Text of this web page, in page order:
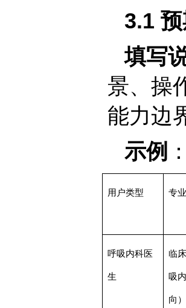
3.1
填写
景、操
能力边
示例
用户类型 专
呼吸内科医
生
临
吸
向